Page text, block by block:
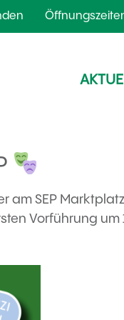
am SEP
Vorführung um